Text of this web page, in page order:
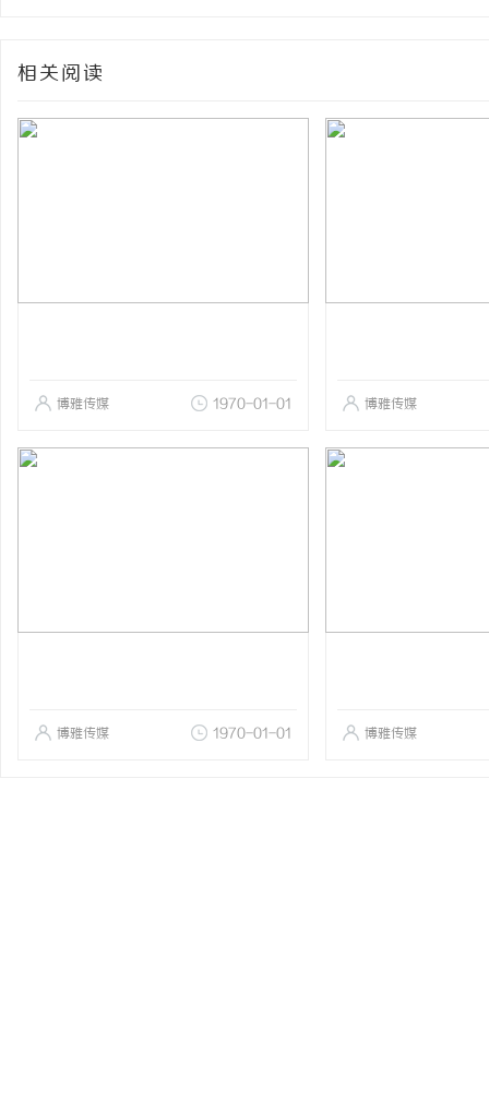
相关阅读
博雅传媒 1970-01-01 博雅传媒
博雅传媒 1970-01-01 博雅传媒